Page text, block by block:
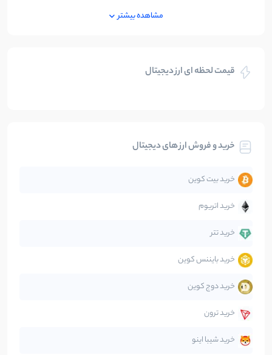
بلاکچین
تحلیل
جهان
دیفای
صرافی‌ها
قانون‌گذاری
متاورس
مشاهده بیشتر
قیمت لحظه ای ارز دیجیتال
خرید و فروش ارز های دیجیتال
خرید بیت کوین
خرید اتریوم
خرید تتر
خرید بایننس کوین
خرید دوج کوین
خرید ترون
خرید شیبا اینو